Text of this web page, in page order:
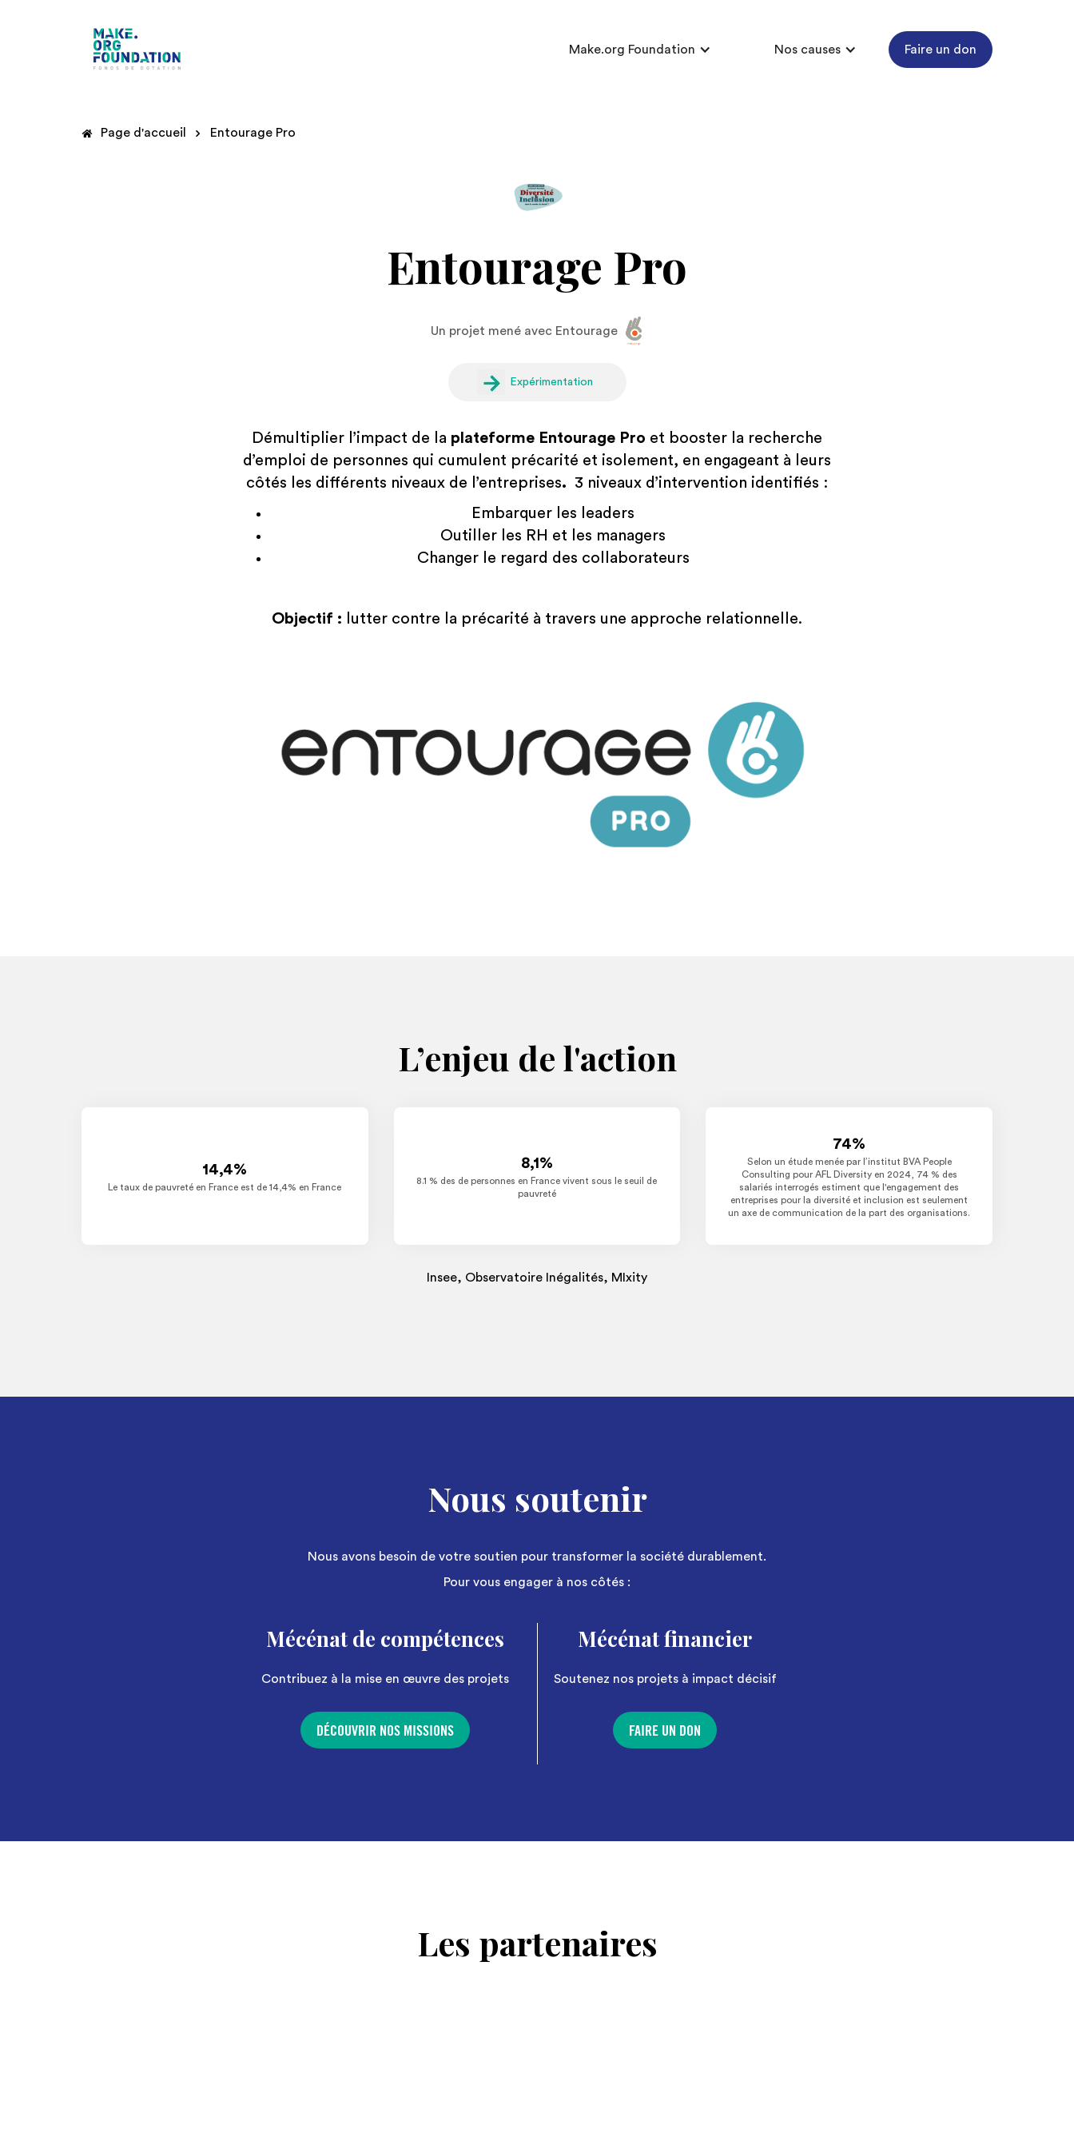
Make.org Foundation Nos causes Faire un don
Page d'accueil Entourage Pro
Entourage Pro
Un projet mené avec Entourage
Expérimentation
Démultiplier l’impact de la plateforme Entourage Pro et booster la recherche
d’emploi de personnes qui cumulent précarité et isolement, en engageant à leurs
côtés les différents niveaux de l’entreprises. 3 niveaux d’intervention identifiés :
Embarquer les leaders
Outiller les RH et les managers
Changer le regard des collaborateurs
Objectif : lutter contre la précarité à travers une approche relationnelle.
L’enjeu de l'action
14,4%
Le taux de pauvreté en France est de 14,4% en France
8,1%
8.1 % des de personnes en France vivent sous le seuil de
pauvreté
74%
Selon un étude menée par l’institut BVA People
Consulting pour AFL Diversity en 2024, 74 % des
salariés interrogés estiment que l'engagement des
entreprises pour la diversité et inclusion est seulement
un axe de communication de la part des organisations.
Insee, Observatoire Inégalités, MIxity
Nous soutenir
Nous avons besoin de votre soutien pour transformer la société durablement.
Pour vous engager à nos côtés :
Mécénat de compétences
Contribuez à la mise en œuvre des projets
DÉCOUVRIR NOS MISSIONS
Mécénat financier
Soutenez nos projets à impact décisif
FAIRE UN DON
Les partenaires